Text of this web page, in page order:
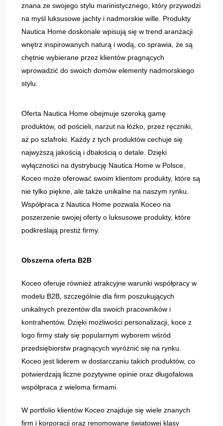
znana ze swojego stylu marinistycznego, który przywodzi
na myśl luksusowe jachty i nadmorskie wille. Produkty
Nautica Home doskonale wpisują się w trend aranżacji
wnętrz inspirowanych naturą i wodą, co sprawia, że są
chętnie wybierane przez klientów pragnących
wprowadzić do swoich domów elementy nadmorskiego
stylu.
Oferta Nautica Home obejmuje szeroką gamę
produktów, od pościeli, narzut na łóżko, przez ręczniki,
aż po szlafroki. Każdy z tych produktów cechuje się
najwyższą jakością i dbałością o detale. Dzięki
wyłączności na dystrybucję Nautica Home w Polsce,
Koceo może oferować swoim klientom produkty, które są
nie tylko piękne, ale także unikalne na naszym rynku.
Współpraca z Nautica Home pozwala Koceo na
poszerzenie swojej oferty o luksusowe produkty, które
podkreślają prestiż firmy.
Obszerna oferta B2B
Koceo oferuje również atrakcyjne warunki współpracy w
modelu B2B, szczególnie dla firm poszukujących
unikalnych prezentów dla swoich pracowników i
kontrahentów. Dzięki możliwości personalizacji, koce z
logo firmy stały się popularnym wyborem wśród
przedsiębiorstw pragnących wyróżnić się na rynku.
Koceo jest liderem w dostarczaniu takich produktów, co
potwierdzają liczne pozytywne opinie oraz długofalowa
współpraca z wieloma firmami.
W portfolio klientów Koceo znajduje się wiele znanych
firm i korporacji oraz renomowane światowej klasy